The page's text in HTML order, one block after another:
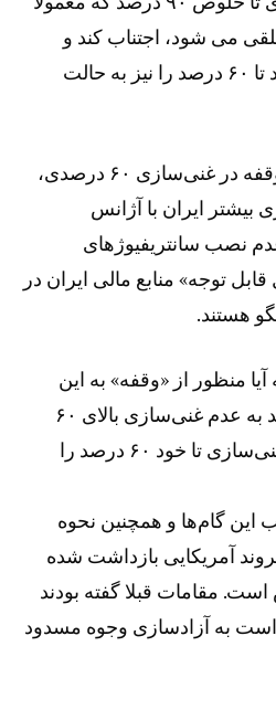
می شود، اجتناب کند و
احتمالا حتی غنی‌سازی خود تا ۶۰ درصد را نیز به حالت
این مقام گفت، علاوه بر وقفه در غنی‌سازی ۶۰ درصدی،
ایران با آژانس
نصب سانتریفیوژهای
توجه» منابع مالی ایران در
هستند.
منظور از «وقفه» به این
معنی است که ایران متعهد به عدم غنی‌سازی بالای ۶۰
درصد خواهد شد یا اینکه غنی‌سازی تا خود ۶۰ درصد را
این گام‌ها و همچنین نحوه
آمریکایی بازداشت شده
مقامات قبلا گفته بودند
به آزادسازی وجوه مسدود